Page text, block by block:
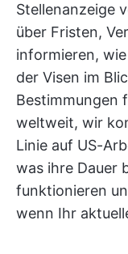
Stellenanzeige
über Fristen,
informieren,
der Visen im
Bestimmungen
weltweit, wir
Linie auf US-
was ihre Dauer
funktionieren
wenn Ihr